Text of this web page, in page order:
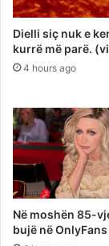
Dielli siç nuk e
kurrë më parë.
4 hours ago
Në moshën 85-
bujë në OnlyFans